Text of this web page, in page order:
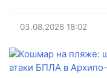
03.08.2026 18:02